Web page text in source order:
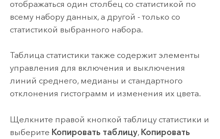
отображаться один столбец со статистикой по
всему набору данных, а другой - только со
статистикой выбранного набора.
Таблица статистики также содержит элементы
управления для включения и выключения
линий среднего, медианы и стандартного
отклонения гистограмм и изменения их цвета.
Щелкните правой кнопкой таблицу статистики и
выберите Копировать таблицу, Копировать